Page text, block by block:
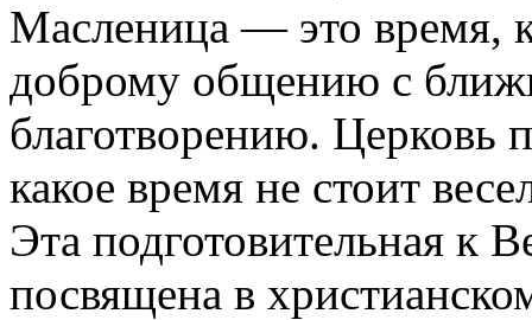
Масленица — это время,
доброму общению с
благотворению. Церковь
какое время не стоит
Эта подготовительная к
посвящена в